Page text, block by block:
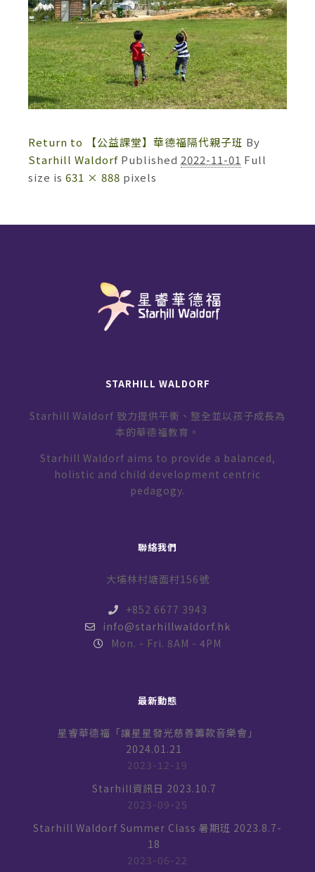
Return to 【公益課堂】華德福隔代親子班 By
Starhill Waldorf Published 2022-11-01 Full
size is 631 × 888 pixels
STARHILL WALDORF
Starhill Waldorf 致力提供平衡、整全並以孩子成長為
本的華德福教育。
Starhill Waldorf aims to provide a balanced,
holistic and child development centric
pedagogy.
聯絡我們
大埔林村塘面村156號
+852 6677 3943
info@starhillwaldorf.hk
Mon. - Fri. 8AM - 4PM
最新動態
星睿華德福「讓星星發光慈善籌款音樂會」
2024.01.21
2023-12-19
Starhill資訊日 2023.10.7
2023-09-25
Starhill Waldorf Summer Class 暑期班 2023.8.7-
18
2023-06-22